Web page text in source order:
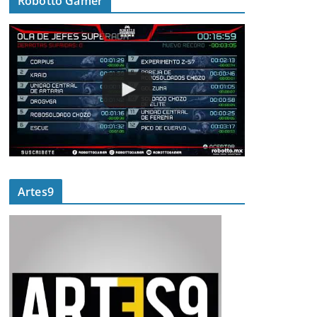
Artes9